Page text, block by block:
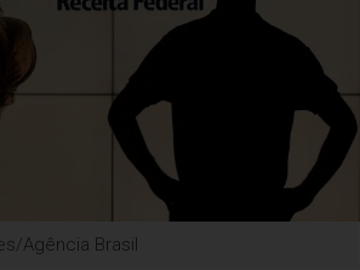
Agência Brasil